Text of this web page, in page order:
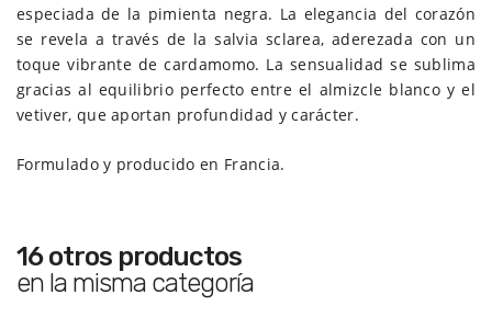
especiada de la pimienta negra. La elegancia del corazón
se revela a través de la salvia sclarea, aderezada con un
toque vibrante de cardamomo. La sensualidad se sublima
gracias al equilibrio perfecto entre el almizcle blanco y el
vetiver, que aportan profundidad y carácter.
Formulado y producido en Francia.
16 otros productos
en la misma categoría